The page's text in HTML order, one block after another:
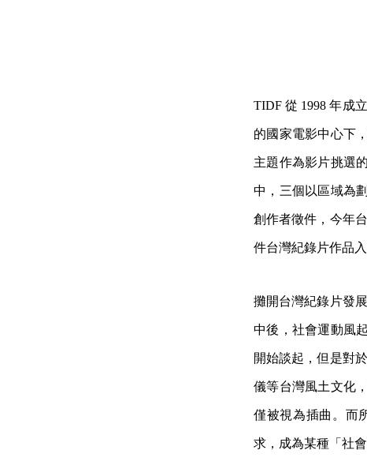
TIDF 從 1998 年成
的國家電影中心下
主題作為影片挑選
中，三個以區域為
創作者徵件，今年
件台灣紀錄片作品入
攤開台灣紀錄片發
中後，社會運動風
開始談起，但是對
儀等台灣風土文化
僅被視為插曲。而
求，成為某種「社